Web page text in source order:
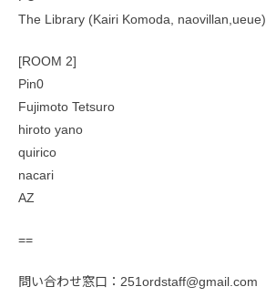
The Library (Kairi Komoda, naovillan,ueue)
[ROOM 2]
Pin0
Fujimoto Tetsuro
hiroto yano
quirico
nacari
AZ
==
問い合わせ窓口：251ordstaff@gmail.com